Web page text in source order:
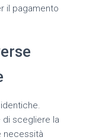
il pagamento
scegliere la
necessità